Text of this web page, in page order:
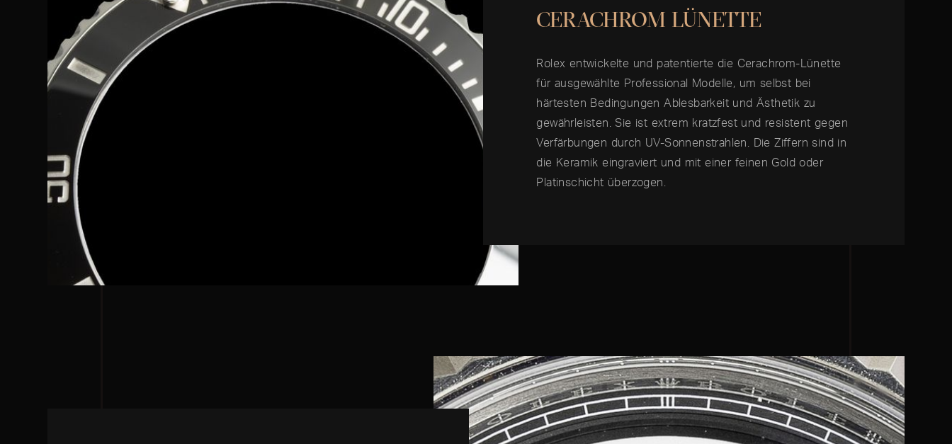
CERACHROM LÜNETTE
Rolex entwickelte und patentierte die Cerachrom-Lünette
für ausgewählte Professional Modelle, um selbst bei
härtesten Bedingungen Ablesbarkeit und Ästhetik zu
gewährleisten. Sie ist extrem kratzfest und resistent gegen
Verfärbungen durch UV-Sonnenstrahlen. Die Ziffern sind in
die Keramik eingraviert und mit einer feinen Gold oder
Platinschicht überzogen.